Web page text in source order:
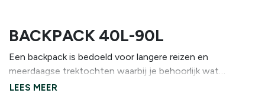
BACKPACK 40L-90L
Een backpack is bedoeld voor langere reizen en
meerdaagse trektochten waarbij je behoorlijk wat
materiaal moet meenemen. Denk aan een tent, slaapzak,